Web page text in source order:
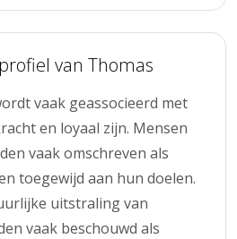
van Thomas
vaak geassocieerd met
en loyaal zijn. Mensen
vaak omschreven als
toegewijd aan hun doelen.
uitstraling van
vaak beschouwd als